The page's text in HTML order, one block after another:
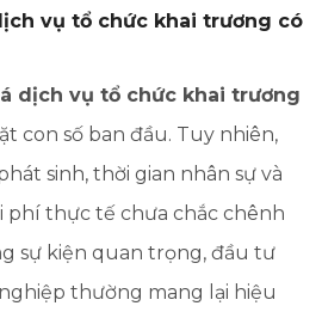
vụ tổ chức khai trương có
dịch vụ tổ chức khai trương
con số ban đầu. Tuy nhiên,
sinh, thời gian nhân sự và
phí thực tế chưa chắc chênh
sự kiện quan trọng, đầu tư
thường mang lại hiệu